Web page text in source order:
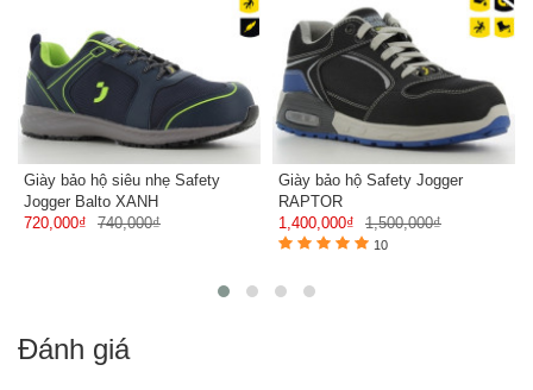
Giày bảo hộ siêu nhẹ Safety
Jogger Balto XANH
720,000₫
740,000₫
Giày bảo hộ Safety Jogger
RAPTOR
1,400,000₫
1,500,000₫
10
Đánh giá